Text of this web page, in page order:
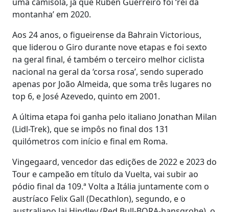
montanha’ em 2020.
Aos 24 anos, o figueirense da Bahrain Victorious,
que liderou o Giro durante nove etapas e foi sexto
na geral final, é também o terceiro melhor ciclista
nacional na geral da ‘corsa rosa’, sendo superado
apenas por João Almeida, que soma três lugares no
top 6, e José Azevedo, quinto em 2001.
A última etapa foi ganha pelo italiano Jonathan Milan
(Lidl-Trek), que se impôs no final dos 131
quilómetros com início e final em Roma.
Vingegaard, vencedor das edições de 2022 e 2023 do
Tour e campeão em título da Vuelta, vai subir ao
pódio final da 109.ª Volta a Itália juntamente com o
austríaco Felix Gall (Decathlon), segundo, e o